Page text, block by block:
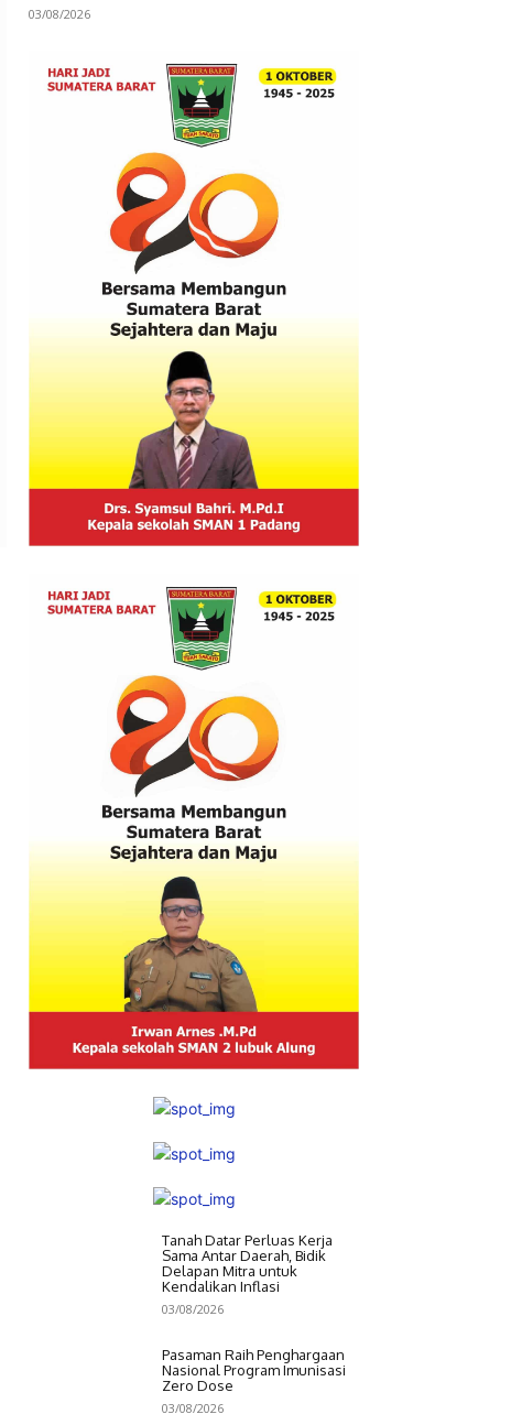
03/08/2026
Tanah Datar Perluas Kerja
Sama Antar Daerah, Bidik
Delapan Mitra untuk
Kendalikan Inflasi
03/08/2026
Pasaman Raih Penghargaan
Nasional Program Imunisasi
Zero Dose
03/08/2026